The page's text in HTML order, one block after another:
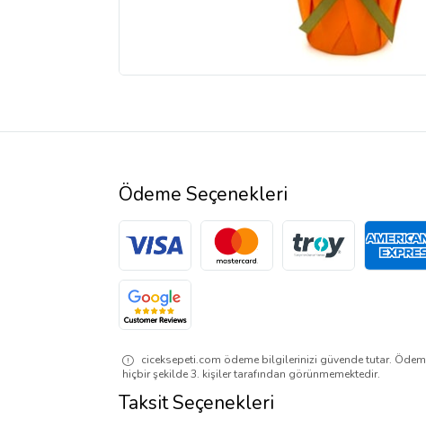
Ödeme Seçenekleri
ciceksepeti.com ödeme bilgilerinizi güvende tutar.
hiçbir şekilde 3. kişiler tarafından görünmemektedir.
Taksit Seçenekleri